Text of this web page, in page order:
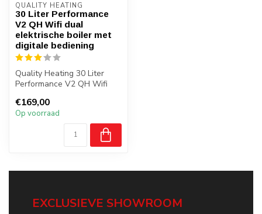
QUALITY HEATING
30 Liter Performance
V2 QH Wifi dual
elektrische boiler met
digitale bediening
Quality Heating 30 Liter
Performance V2 QH Wifi
digi...
€169,00
Op voorraad
EXCLUSIEVE SHOWROOM